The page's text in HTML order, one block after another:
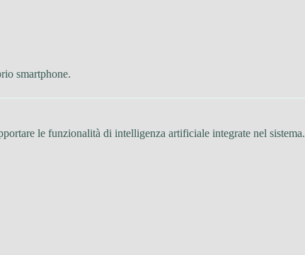
smartphone.
le funzionalità di intelligenza artificiale integrate nel sistema.